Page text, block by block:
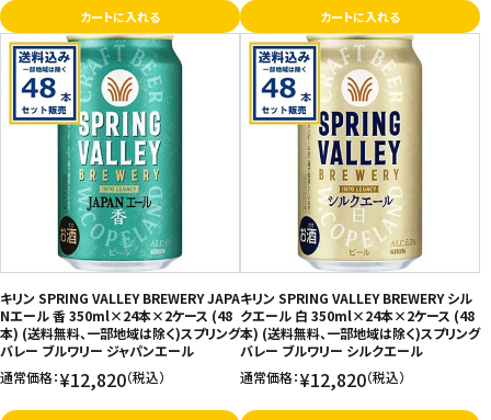
カートに入れる カートに入れる
キリン SPRING VALLEY BREWERY JAPA
Nエール 香 350ml×24本×2ケース (48
本) (送料無料、一部地域は除く)スプリング
バレー ブルワリー ジャパンエール
通常価格：¥12,820（税込）
キリン SPRING VALLEY BREWERY シル
クエール 白 350ml×24本×2ケース (48
本) (送料無料、一部地域は除く)スプリング
バレー ブルワリー シルクエール
通常価格：¥12,820（税込）